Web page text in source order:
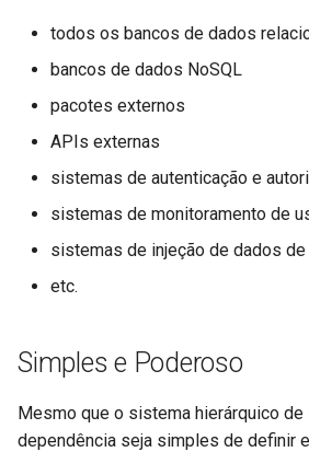
todos os bancos de dados
bancos de dados NoSQL
pacotes externos
APIs externas
sistemas de autenticação e
sistemas de monitoramento de
sistemas de injeção de dados
etc.
Simples e Poderoso
Mesmo que o sistema hierárquico de
dependência seja simples de definir